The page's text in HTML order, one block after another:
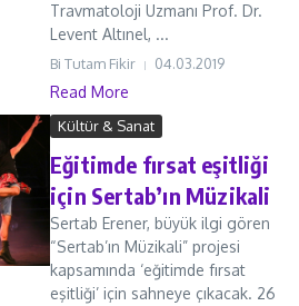
Travmatoloji Uzmanı Prof. Dr.
Levent Altınel, ...
Bi Tutam Fikir 04.03.2019
Read More
Kültür & Sanat
Eğitimde fırsat eşitliği
için Sertab’ın Müzikali
Sertab Erener, büyük ilgi gören
“Sertab’ın Müzikali” projesi
kapsamında ‘eğitimde fırsat
eşitliği’ için sahneye çıkacak. 26